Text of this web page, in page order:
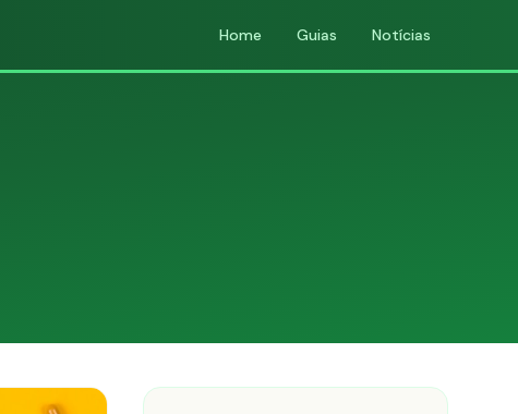
Home Guias Notícias